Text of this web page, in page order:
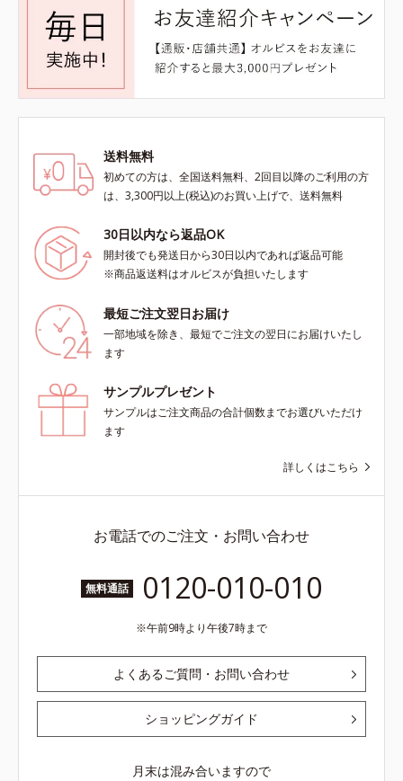
送料無料
初めての方は、全国送料無料、2回目以降のご利用の方
は、3,300円以上(税込)のお買い上げで、送料無料
30日以内なら返品OK
開封後でも発送日から30日以内であれば返品可能
※商品返送料はオルビスが負担いたします
最短ご注文翌日お届け
一部地域を除き、最短でご注文の翌日にお届けいたし
ます
サンプルプレゼント
サンプルはご注文商品の合計個数までお選びいただけ
ます
詳しくはこちら
お電話でのご注文・お問い合わせ
無料通話 0120-010-010
午前9時より午後7時まで
よくあるご質問・お問い合わせ
ショッピングガイド
月末は混み合いますので